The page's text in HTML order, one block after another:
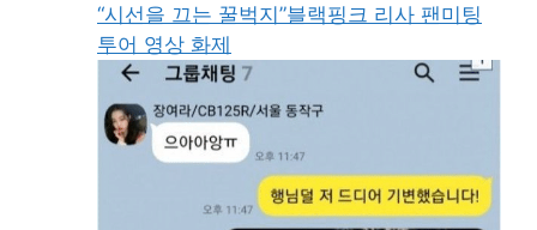
“시선을 끄는 꿀벅지”블랙핑크 리사 팬미팅
투어 영상 화제